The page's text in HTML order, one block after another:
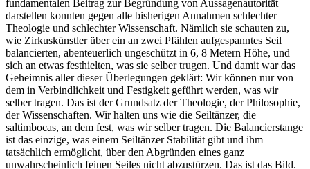
fundamentalen Beitrag zur Begründung von Aussagenautorität
darstellen konnten gegen alle bisherigen Annahmen schlechter
Theologie und schlechter Wissenschaft. Nämlich sie schauten zu,
wie Zirkuskünstler über ein an zwei Pfählen aufgespanntes Seil
balancierten, abenteuerlich ungeschützt in 6, 8 Metern Höhe, und
sich an etwas festhielten, was sie selber trugen. Und damit war das
Geheimnis aller dieser Überlegungen geklärt: Wir können nur von
dem in Verbindlichkeit und Festigkeit geführt werden, was wir
selber tragen. Das ist der Grundsatz der Theologie, der Philosophie,
der Wissenschaften. Wir halten uns wie die Seiltänzer, die
saltimbocas, an dem fest, was wir selber tragen. Die Balancierstange
ist das einzige, was einem Seiltänzer Stabilität gibt und ihm
tatsächlich ermöglicht, über den Abgründen eines ganz
unwahrscheinlich feinen Seiles nicht abzustürzen. Das ist das Bild.